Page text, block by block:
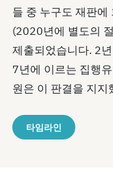
들 중 누구도 재판
(2020년에 별도의
제출되었습니다. 2
7년에 이르는 집행
원은 이 판결을 지지
타임라인